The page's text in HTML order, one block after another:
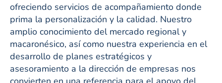
ofreciendo servicios de acompañamiento donde
prima la personalización y la calidad. Nuestro
amplio conocimiento del mercado regional y
macaronésico, así como nuestra experiencia en el
desarrollo de planes estratégicos y
asesoramiento a la dirección de empresas nos